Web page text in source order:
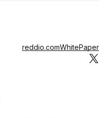
reddio.comWhitePaper